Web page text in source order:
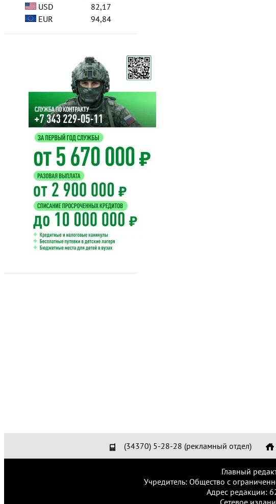
USD
82,17
EUR
94,84
(34370) 5-28-28 (рекламный отдел)
Главный
Учредитель: Общество с
Адрес редакции: